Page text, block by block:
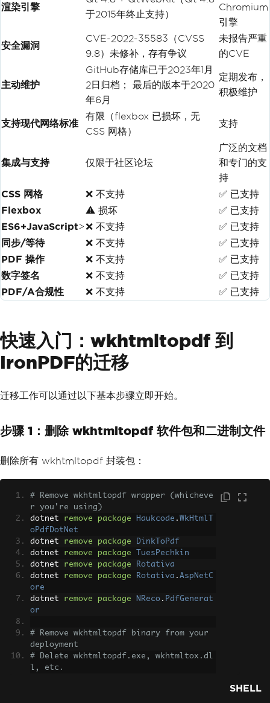
渲染引擎
于2015年终止支持）
Chromium
引擎
安全漏洞
CVE-2022-35583（CVSS
9.8）未修补，存有争议
未报告严重
的CVE
主动维护
GitHub存储库已于2023年1月
2日归档； 最后的版本于2020
年6月
定期发布，
积极维护
支持现代网络标准
有限（flexbox 已损坏，无
CSS 网格）
支持
集成与支持 仅限于社区论坛
广泛的文档
和专门的支
持
CSS 网格
❌ 不支持
✅ 已支持
Flexbox
⚠ 损坏
✅ 已支持
ES6+JavaScript>❌ 不支持
✅ 已支持
同步/等待
❌ 不支持
✅ 已支持
PDF 操作
❌ 不支持
✅ 已支持
数字签名
❌ 不支持
✅ 已支持
PDF/A合规性
❌ 不支持 ✅ 已支持
快速入门：wkhtmltopdf 到
IronPDF的迁移
迁移工作可以通过以下基本步骤立即开始。
步骤 1：删除 wkhtmltopdf 软件包和二进制文件
删除所有 wkhtmltopdf 封装包：
# Remove wkhtmltopdf wrapper (whicheve
r you're using)
dotnet remove package Haukcode . WkHtmlT
oPdfDotNet
dotnet remove package
DinkToPdf
dotnet remove package
TuesPechkin
dotnet remove package
Rotativa
dotnet remove package Rotativa . AspNetC
ore
dotnet remove package NReco . PdfGenerat
or
# Remove wkhtmltopdf binary from your
deployment
# Delete wkhtmltopdf.exe, wkhtmltox.dl
l, etc.
SHELL